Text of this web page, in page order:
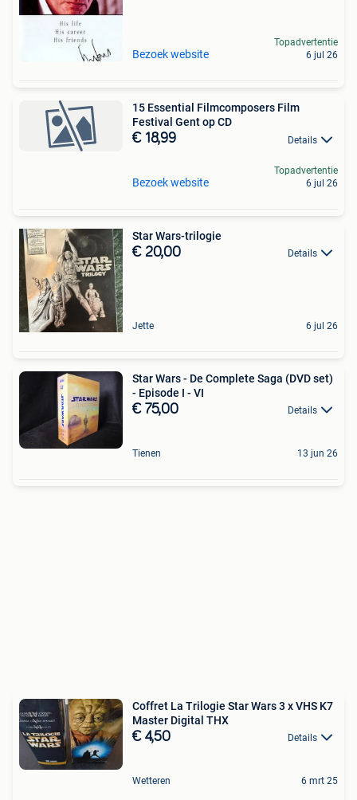
Bezoek website
Topadvertentie
6 jul 26
15 Essential Filmcomposers Film
Festival Gent op CD
€ 18,99 Details
Bezoek website
Topadvertentie
6 jul 26
Star Wars-trilogie
€ 20,00 Details
Jette 6 jul 26
Star Wars - De Complete Saga (DVD set)
- Episode I - VI
€ 75,00 Details
Tienen 13 jun 26
Coffret La Trilogie Star Wars 3 x VHS K7
Master Digital THX
€ 4,50 Details
Wetteren 6 mrt 25